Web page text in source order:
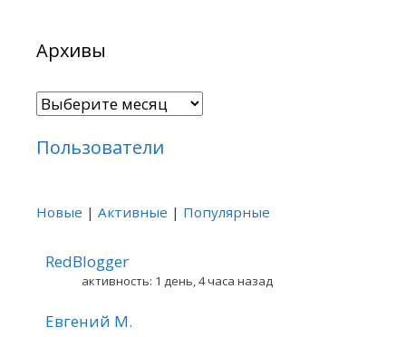
Архивы
Архивы
Пользователи
Новые | Активные | Популярные
RedBlogger
активность: 1 день, 4 часа назад
Евгений М.